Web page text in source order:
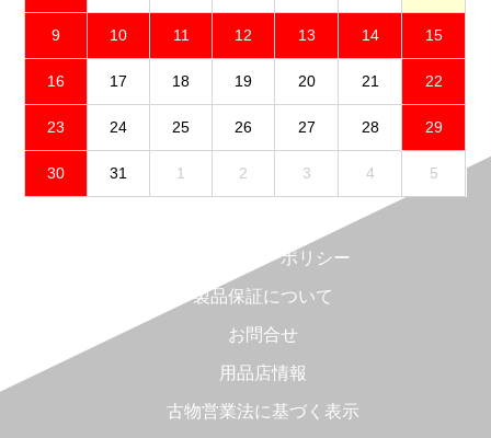
9 10 11 12 13 14 15
16 17 18 19 20 21 22
23 24 25 26 27 28 29
30 31 1 2 3 4 5
プライバシーポリシー
製品保証について
お問合せ
用品店情報
古物営業法に基づく表示